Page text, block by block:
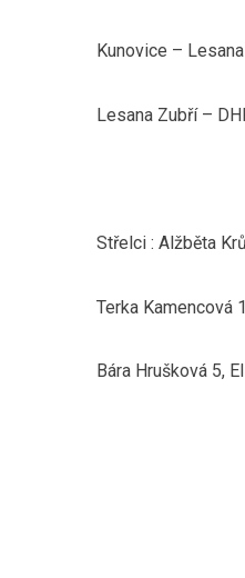
Kunovice –
Lesana Zubří –
Střelci : Alžběta
Terka Kamencová
Bára Hrušková 5,